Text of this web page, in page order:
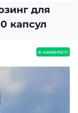
для
капсул
в наявності